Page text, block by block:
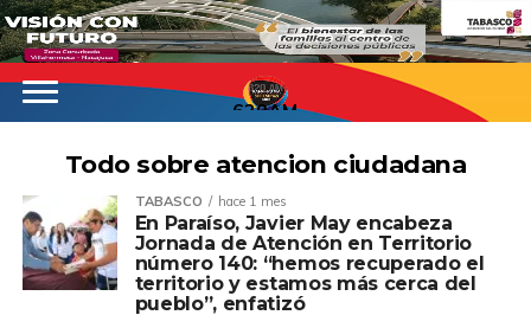
620AM
Todo sobre atencion ciudadana
TABASCO hace 1 mes
En Paraíso, Javier May encabeza
Jornada de Atención en Territorio
número 140: “hemos recuperado el
territorio y estamos más cerca del
pueblo”, enfatizó